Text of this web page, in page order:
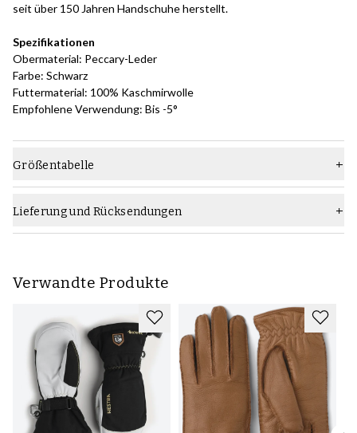
seit über 150 Jahren Handschuhe herstellt.
Spezifikationen
Obermaterial: Peccary-Leder
Farbe: Schwarz
Futtermaterial: 100% Kaschmirwolle
Empfohlene Verwendung: Bis -5°
Größentabelle
Lieferung und Rücksendungen
Verwandte Produkte